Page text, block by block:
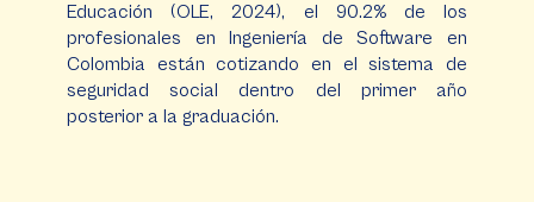
Educación (OLE, 2024), el 90.2% de los
profesionales en Ingeniería de Software en
Colombia están cotizando en el sistema de
seguridad social dentro del primer año
posterior a la graduación​.